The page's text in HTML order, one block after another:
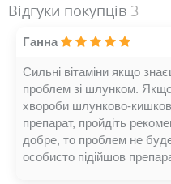
Відгуки покупців 3
Ганна
Сильні вітаміни якщо
проблем зі шлунком.
хвороби шлунково-
препарат, пройдіть
добре, то проблем не
особисто підійшов